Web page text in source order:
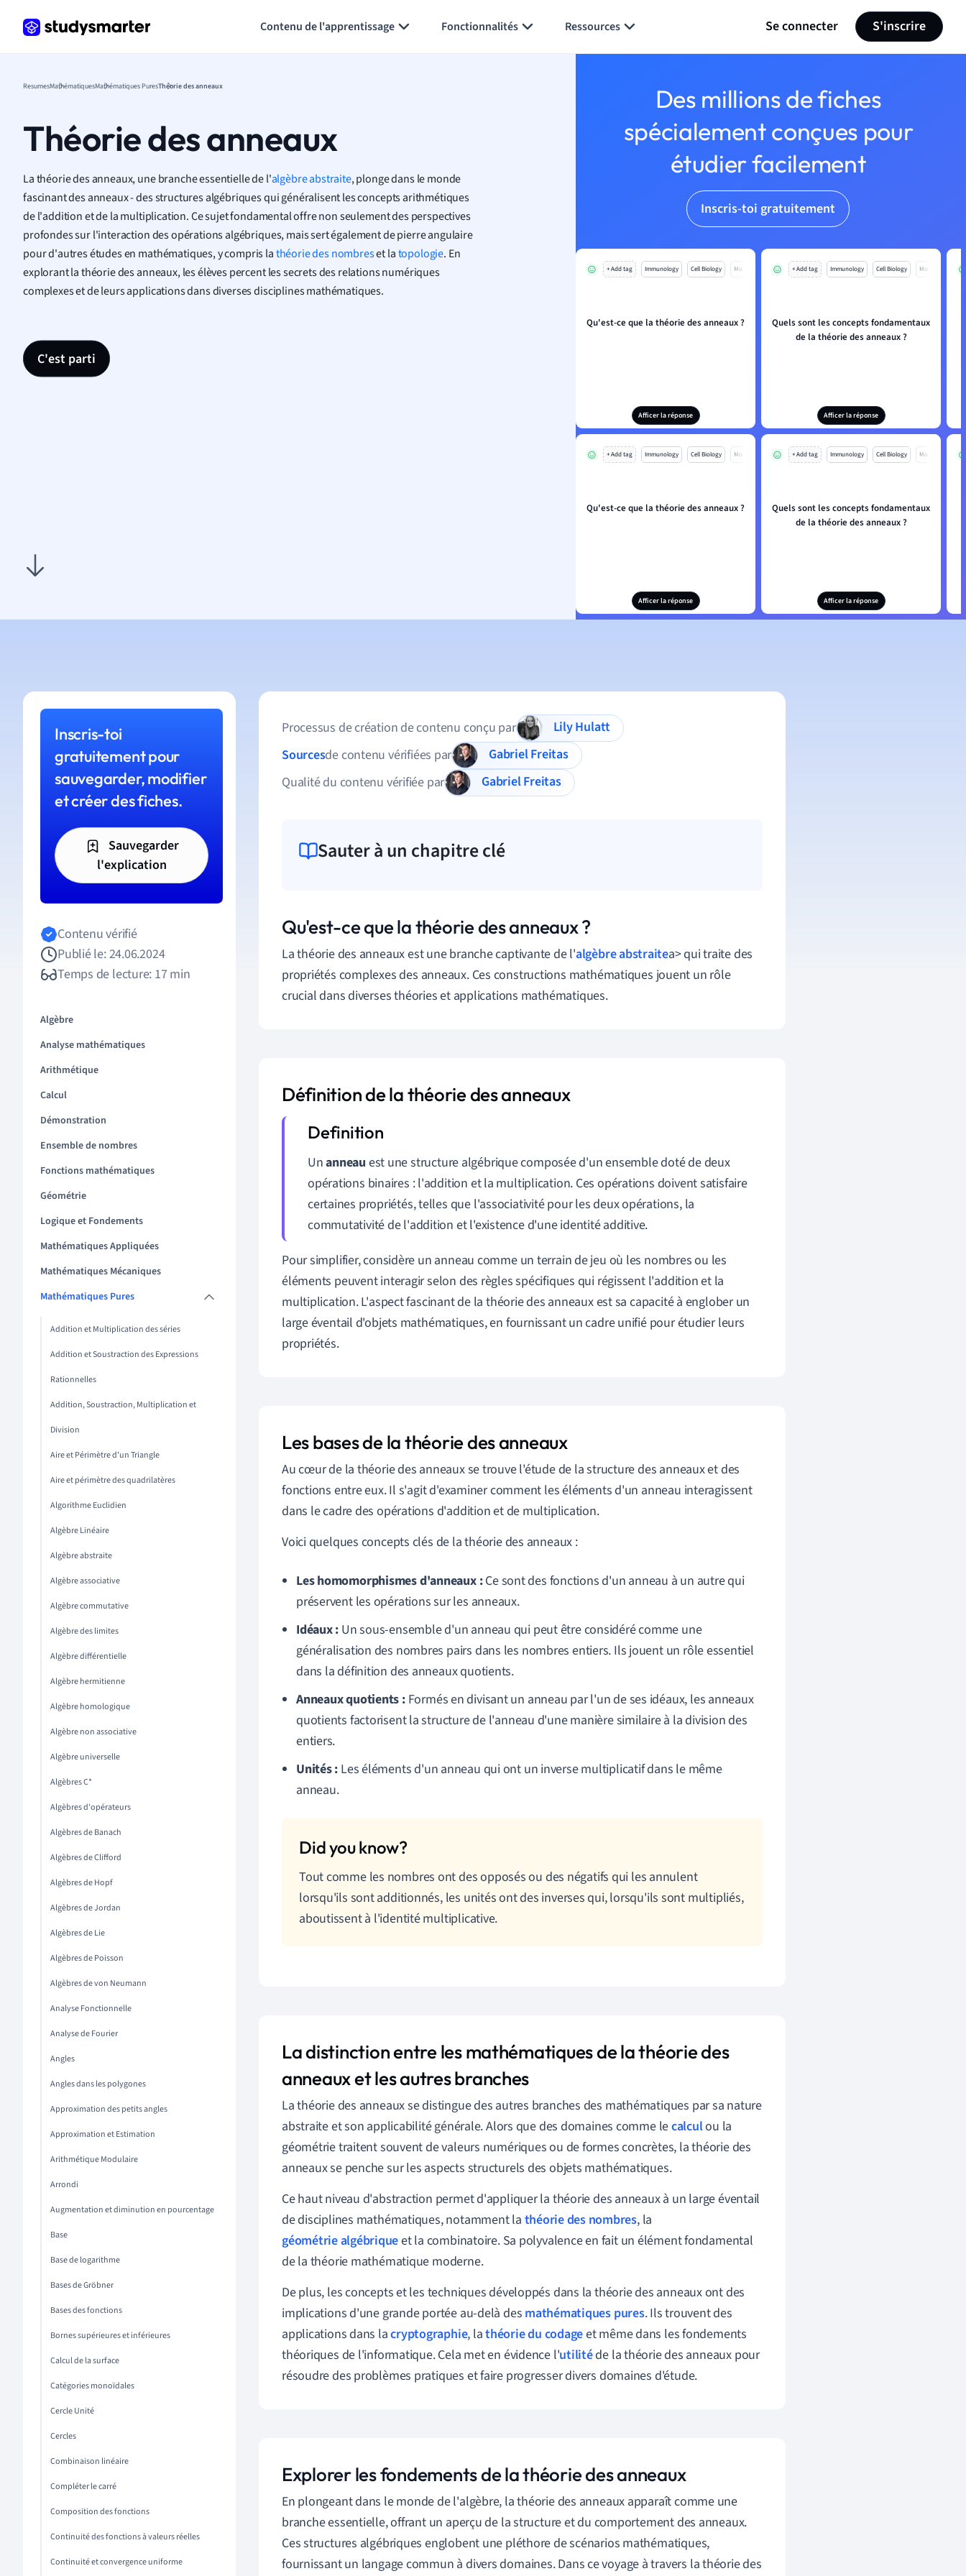
Contenu de l'apprentissage Fonctionnalités Ressources Se connecter S'inscrire
ResumesMathématiquesMathématiques PuresThéorie des anneaux
Théorie des anneaux
La théorie des anneaux, une branche essentielle de l'algèbre abstraite, plonge dans le monde
fascinant des anneaux - des structures algébriques qui généralisent les concepts arithmétiques
de l'addition et de la multiplication. Ce sujet fondamental offre non seulement des perspectives
profondes sur l'interaction des opérations algébriques, mais sert également de pierre angulaire
pour d'autres études en mathématiques, y compris lathéorie des nombreset latopologie. En
explorant la théorie des anneaux, les élèves percent les secrets des relations numériques
complexes et de leurs applications dans diverses disciplines mathématiques.
C'est parti
Des millions de fiches
spécialement conçues pour
étudier facilement
Inscris-toi gratuitement
+ Add tag Immunology Cell Biology Mo
Qu'est-ce que la théorie des anneaux ?
Afficer la réponse
+ Add tag Immunology Cell Biology Mo
Quels sont les concepts fondamentaux
de la théorie des anneaux ?
Afficer la réponse
+ Add tag Immunology Cell Biology Mo
Qu'est-ce que la théorie des anneaux ?
Afficer la réponse
+ Add tag Immunology Cell Biology Mo
Quels sont les concepts fondamentaux
de la théorie des anneaux ?
Afficer la réponse
Inscris-toi
gratuitement pour
sauvegarder, modifier
et créer des fiches.
Sauvegarder
l'explication
Contenu vérifié
Publié le: 24.06.2024
Temps de lecture: 17 min
Algèbre
Analyse mathématiques
Arithmétique
Calcul
Démonstration
Ensemble de nombres
Fonctions mathématiques
Géométrie
Logique et Fondements
Mathématiques Appliquées
Mathématiques Mécaniques
Mathématiques Pures
Addition et Multiplication des séries
Addition et Soustraction des Expressions
Rationnelles
Addition, Soustraction, Multiplication et
Division
Aire et Périmètre d'un Triangle
Aire et périmètre des quadrilatères
Algorithme Euclidien
Algèbre Linéaire
Algèbre abstraite
Algèbre associative
Algèbre commutative
Algèbre des limites
Algèbre différentielle
Algèbre hermitienne
Algèbre homologique
Algèbre non associative
Algèbre universelle
Algèbres C*
Algèbres d'opérateurs
Algèbres de Banach
Algèbres de Clifford
Algèbres de Hopf
Algèbres de Jordan
Algèbres de Lie
Algèbres de Poisson
Algèbres de von Neumann
Analyse Fonctionnelle
Analyse de Fourier
Angles
Angles dans les polygones
Approximation des petits angles
Approximation et Estimation
Arithmétique Modulaire
Arrondi
Augmentation et diminution en pourcentage
Base
Base de logarithme
Bases de Gröbner
Bases des fonctions
Bornes supérieures et inférieures
Calcul de la surface
Catégories monoïdales
Cercle Unité
Cercles
Combinaison linéaire
Compléter le carré
Composition des fonctions
Continuité des fonctions à valeurs réelles
Continuité et convergence uniforme
Processus de création de contenu conçu par
Lily Hulatt
Sourcesde contenu vérifiées par
Gabriel Freitas
Qualité du contenu vérifiée par
Gabriel Freitas
Sauter à un chapitre clé
Qu'est-ce que la théorie des anneaux ?
Lathéoriedes anneauxestunebranchecaptivantedel'algèbre abstraitea>quitraitedes
propriétés complexesdes anneaux. Ces constructions mathématiques jouent un rôle
crucialdansdiversesthéorieset applications mathématiques.
Définition de la théorie des anneaux
Unanneau est une structure algébrique composée d'un ensemble doté de deux
opérations binaires : l'addition et la multiplication. Ces opérations doivent satisfaire
certaines propriétés, telles que l'associativité pour les deux opérations, la
commutativité de l'addition et l'existence d'une identité additive.
Pour simplifier, considère un anneau comme un terrain de jeu où les nombres ou les
éléments peuvent interagir selon des règles spécifiques qui régissent l'addition et la
multiplication. L'aspect fascinant de la théorie des anneaux est sa capacité à englober un
large éventail d'objets mathématiques, en fournissant un cadre unifié pour étudier leurs
propriétés.
Les bases de la théorie des anneaux
Au cœur de la théorie des anneaux se trouve l'étude de la structure des anneaux et des
fonctions entre eux. Il s'agit d'examiner comment les éléments d'un anneau interagissent
dans le cadre des opérations d'addition et de multiplication.
Voici quelques concepts clés de la théorie des anneaux :
Les homomorphismes d'anneaux :Ce sont des fonctions d'un anneau à un autre qui
préservent les opérations sur les anneaux.
Idéaux : Un sous-ensemble d'un anneau qui peut être considéré comme une
généralisation des nombres pairs dans les nombres entiers. Ils jouent un rôle essentiel
dans la définition des anneaux quotients.
Anneaux quotients :Formés en divisant un anneau par l'un de ses idéaux, les anneaux
quotients factorisent la structure de l'anneau d'une manière similaire à la division des
entiers.
Unités : Les éléments d'un anneau qui ont un inverse multiplicatif dans le même
anneau.
Tout comme les nombres ont des opposés ou des négatifs qui les annulent
lorsqu'ils sont additionnés, les unités ont des inverses qui, lorsqu'ils sont multipliés,
aboutissent à l'identité multiplicative.
La distinction entre les mathématiques de la théorie des
anneaux et les autres branches
La théorie des anneaux se distingue des autres branches des mathématiques par sa nature
abstraite et son applicabilité générale. Alors que des domaines comme lecalculou la
géométrie traitent souvent de valeurs numériques ou de formes concrètes, la théorie des
anneaux se penche sur les aspects structurels des objets mathématiques.
Ce haut niveau d'abstraction permet d'appliquer la théorie des anneaux à un large éventail
de disciplines mathématiques, notamment la théorie des nombres, la
géométrie algébriqueet la combinatoire. Sa polyvalence en fait un élément fondamental
de la théorie mathématique moderne.
De plus, les concepts et les techniques développés dans la théorie des anneaux ont des
implications d'une grande portée au-delà des mathématiques pures. Ils trouvent des
applications dans lacryptographie, lathéorie du codageet même dans les fondements
théoriques de l'informatique. Cela met en évidence l'utilitéde la théorie des anneaux pour
résoudre des problèmes pratiques et faire progresser divers domaines d'étude.
Explorer les fondements de la théorie des anneaux
En plongeant dans le monde de l'algèbre, la théorie des anneaux apparaît comme une
branche essentielle, offrant un aperçu de la structure et du comportement des anneaux.
Ces structures algébriques englobent une pléthore de scénarios mathématiques,
fournissant un langage commun à divers domaines. Dans ce voyage à travers la théorie des